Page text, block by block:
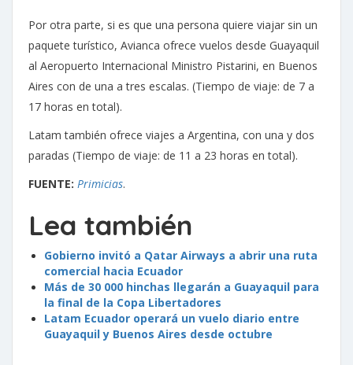
Por otra parte, si es que una persona quiere viajar sin un
paquete turístico, Avianca ofrece vuelos desde Guayaquil
al Aeropuerto Internacional Ministro Pistarini, en Buenos
Aires con de una a tres escalas. (Tiempo de viaje: de 7 a
17 horas en total).
Latam también ofrece viajes a Argentina, con una y dos
paradas (Tiempo de viaje: de 11 a 23 horas en total).
FUENTE: Primicias.
Lea también
Gobierno invitó a Qatar Airways a abrir una ruta
comercial hacia Ecuador
Más de 30 000 hinchas llegarán a Guayaquil para
la final de la Copa Libertadores
Latam Ecuador operará un vuelo diario entre
Guayaquil y Buenos Aires desde octubre